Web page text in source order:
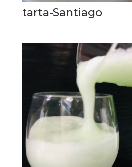
tarta-Santiago